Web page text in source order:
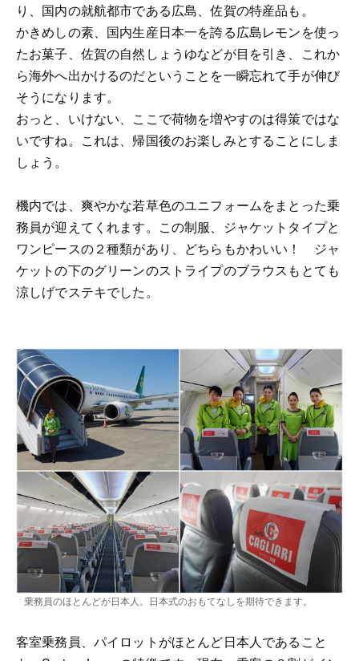
り、国内の就航都市である広島、佐賀の特産品も。
かきめしの素、国内生産日本一を誇る広島レモンを使っ
たお菓子、佐賀の自然しょうゆなどが目を引き、これか
ら海外へ出かけるのだということを一瞬忘れて手が伸び
そうになります。
おっと、いけない、ここで荷物を増やすのは得策ではな
いですね。これは、帰国後のお楽しみとすることにしま
しょう。
機内では、爽やかな若草色のユニフォームをまとった乗
務員が迎えてくれます。この制服、ジャケットタイプと
ワンピースの２種類があり、どちらもかわいい！ ジャ
ケットの下のグリーンのストライプのブラウスもとても
涼しげでステキでした。
乗務員のほとんどが日本人。日本式のおもてなしを期待できます。
客室乗務員、パイロットがほとんど日本人であること